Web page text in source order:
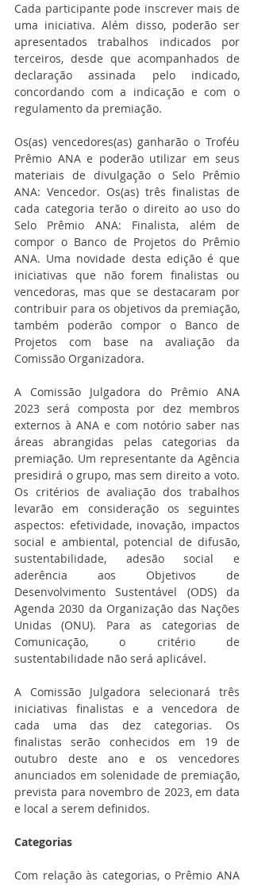
Cada participante pode inscrever mais de
uma iniciativa. Além disso, poderão ser
apresentados trabalhos indicados por
terceiros, desde que acompanhados de
declaração assinada pelo indicado,
concordando com a indicação e com o
regulamento da premiação.
Os(as) vencedores(as) ganharão o Troféu
Prêmio ANA e poderão utilizar em seus
materiais de divulgação o Selo Prêmio
ANA: Vencedor. Os(as) três finalistas de
cada categoria terão o direito ao uso do
Selo Prêmio ANA: Finalista, além de
compor o Banco de Projetos do Prêmio
ANA. Uma novidade desta edição é que
iniciativas que não forem finalistas ou
vencedoras, mas que se destacaram por
contribuir para os objetivos da premiação,
também poderão compor o Banco de
Projetos com base na avaliação da
Comissão Organizadora.
A Comissão Julgadora do Prêmio ANA
2023 será composta por dez membros
externos à ANA e com notório saber nas
áreas abrangidas pelas categorias da
premiação. Um representante da Agência
presidirá o grupo, mas sem direito a voto.
Os critérios de avaliação dos trabalhos
levarão em consideração os seguintes
aspectos: efetividade, inovação, impactos
social e ambiental, potencial de difusão,
sustentabilidade, adesão social e
aderência aos Objetivos de
Desenvolvimento Sustentável (ODS) da
Agenda 2030 da Organização das Nações
Unidas (ONU). Para as categorias de
Comunicação, o critério de
sustentabilidade não será aplicável.
A Comissão Julgadora selecionará três
iniciativas finalistas e a vencedora de
cada uma das dez categorias. Os
finalistas serão conhecidos em 19 de
outubro deste ano e os vencedores
anunciados em solenidade de premiação,
prevista para novembro de 2023, em data
e local a serem definidos.
Categorias
Com relação às categorias, o Prêmio ANA